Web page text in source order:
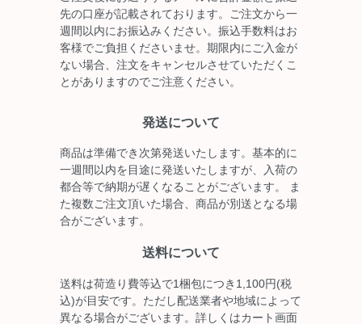
先の口座が記載されております。ご注文から一
週間以内にお振込みください。振込手数料はお
客様でご負担くださいませ。期限内にご入金が
ない場合、注文をキャンセルさせていただくこ
とがありますのでご注意ください。
発送について
商品は準備でき次第発送いたします。基本的に
一週間以内を目途に発送いたしますが、入荷の
都合等で納期が遅くなることがございます。 ま
た複数ご注文頂いた場合、商品が別送となる場
合がございます。
送料について
送料は荷造り費等込で1梱包につき1,100円(税
込)が目安です。ただし配送業者や地域によって
異なる場合がございます。詳しくはカート画面